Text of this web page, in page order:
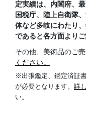
定実績は、内閣府、
国税庁、陸上自衛隊
体など多岐にわたり
であると各方面より
その他、美術品のご
ください。
※出張鑑定、鑑定済証
が必要となります。 詳
い。